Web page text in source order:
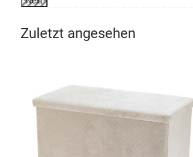
Zuletzt angesehen